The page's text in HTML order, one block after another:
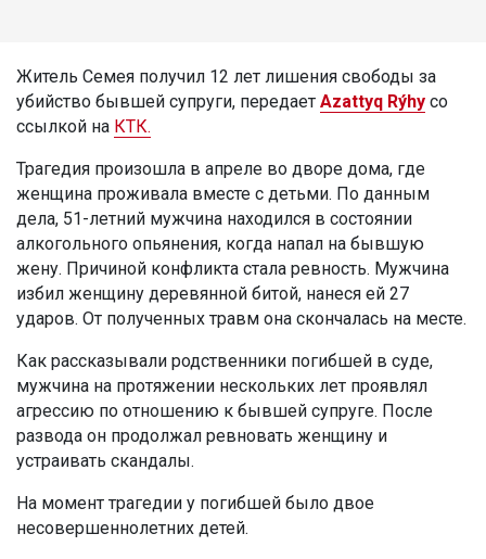
Житель Семея получил 12 лет лишения свободы за
убийство бывшей супруги, передает Azattyq Rýhy со
ссылкой на КТК.
Трагедия произошла в апреле во дворе дома, где
женщина проживала вместе с детьми. По данным
дела, 51-летний мужчина находился в состоянии
алкогольного опьянения, когда напал на бывшую
жену. Причиной конфликта стала ревность. Мужчина
избил женщину деревянной битой, нанеся ей 27
ударов. От полученных травм она скончалась на месте.
Как рассказывали родственники погибшей в суде,
мужчина на протяжении нескольких лет проявлял
агрессию по отношению к бывшей супруге. После
развода он продолжал ревновать женщину и
устраивать скандалы.
На момент трагедии у погибшей было двое
несовершеннолетних детей.